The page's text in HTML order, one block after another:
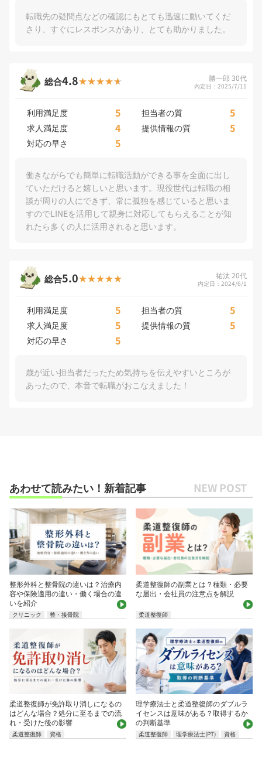
転職先の疑問点などの確認にもとても迅速に動いてくだ
さり、すぐにレスポンスがあり、とても助かりました。
総合4.8 勝一郎 30代
内定日：2025/7/11
利用満足度 5 担当者の質 5
求人満足度 4 提供情報の質 5
対応の早さ 5
働きながらでも簡単に転職活動ができる事を全面に出し
ていただけると嬉しいと思います。現役世代は転職の相
談が周りの人にできず、常に孤独を感じていると思いま
すのでLINEを活用して親身に対応してもらえることが知
れたら多くの人に活用されると思います。
総合5.0 祐汰 20代
内定日：2024/6/1
利用満足度 5 担当者の質 5
求人満足度 5 提供情報の質 5
対応の早さ 5
歳が近い担当者だったため気持ちを伝えやすいところが
あったので、本音で転職がおこなえました！
あわせて読みたい！新着記事
整形外科と整骨院の違いは？治療内
容や保険適用の違い・働く場合の違
いを紹介
クリニック 整・接骨院
柔道整復師の副業とは？種類・必要
な届出・会社員の注意点を解説
柔道整復師
柔道整復師が免許取り消しになるの
はどんな場合？処分に至るまでの流
れ・受けた後の影響
柔道整復師 資格
理学療法士と柔道整復師のダブルラ
イセンスは意味がある？取得するか
の判断基準
柔道整復師 理学療法士(PT) 資格